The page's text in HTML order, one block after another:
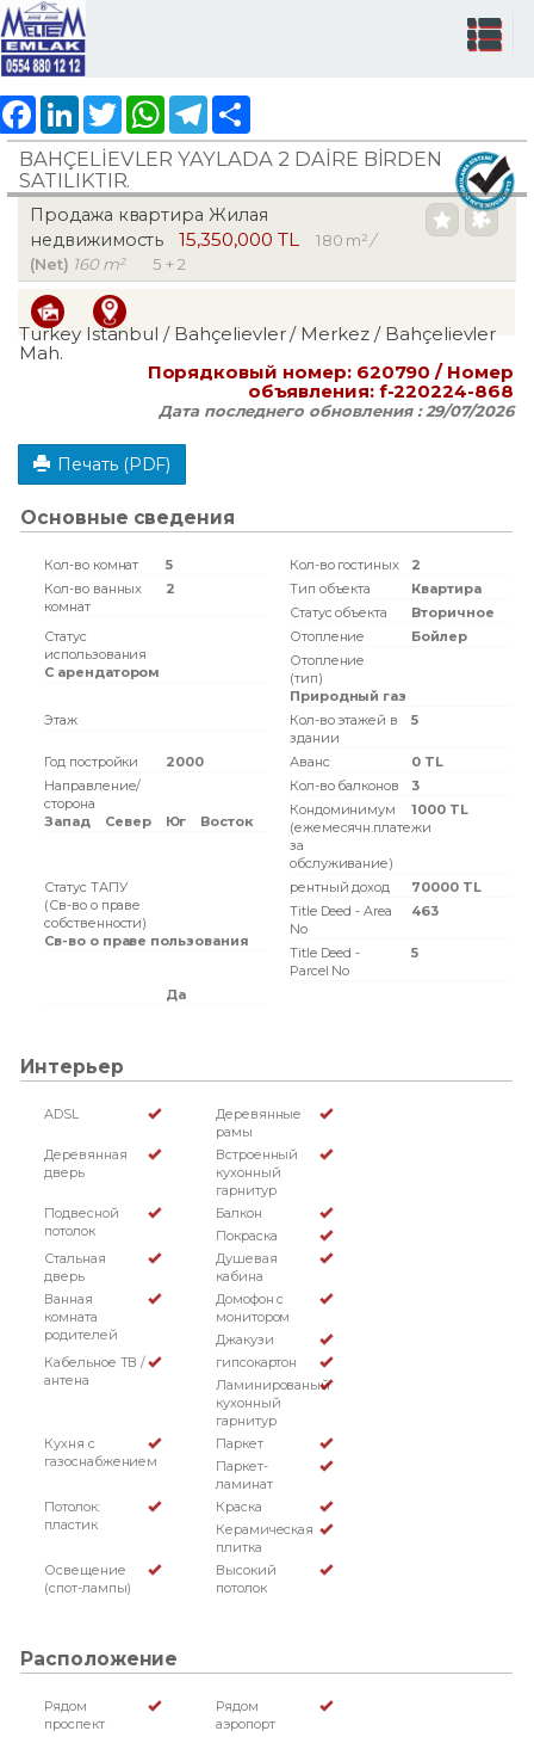
FacebookLinkedInTwitter WhatsAppTelegram
BAHÇELİEVLER YAYLADA 2 DAİRE BİRDEN
SATILIKTIR.
Продажа квартира Жилая
недвижимость
15,350,000 TL 180 m²/
(Net) 160 m² 5 + 2
Turkey Istanbul / Bahçelievler/ Merkez / Bahçelievler
Mah.
Порядковый номер: 620790 / Номер
объявления: f-220224-868
Дата последнего обновления :29/07/2026
Печать (PDF)
Основные сведения
Кол-во комнат 5 Кол-во гостиных
2
Кол-во ванных
комнат
2 Тип объекта
Квартира
Статус объекта
Вторичное
Статус
использования
С арендатором
Отопление
Бойлер
Отопление
(тип)
Природный газ
Этаж
Кол-во этажей в
здании
5
Год постройки 2000 Аванс
0 TL
Направление/
сторона
Запад
Север Юг Восток
Кол-во балконов
3
Кондоминимум
(ежемесячн.платежи
за
обслуживание)
1000 TL
Статус ТАПУ
(Св-во о праве
собственности)
Св-во о праве пользования
рентный доход
70000 TL
Title Deed - Area
No
463
Title Deed -
Parcel No
5
Да
Интерьер
ADSL
Деревянные
рамы
Деревянная
дверь
Встроенный
кухонный
гарнитур
Подвесной
потолок
Балкон
Покраска
Стальная
дверь
Душевая
кабина
Ванная
комната
родителей
Домофон с
монитором
Джакузи
Кабельное ТВ /
антена
гипсокартон
Ламинированый
кухонный
гарнитур
Кухня с
газоснабжением
Паркет
Паркет-
ламинат
Потолок:
пластик
Краска
Керамическая
плитка
Освещение
(спот-лампы)
Высокий
потолок
Расположение
Рядом
проспект
Рядом
аэропорт